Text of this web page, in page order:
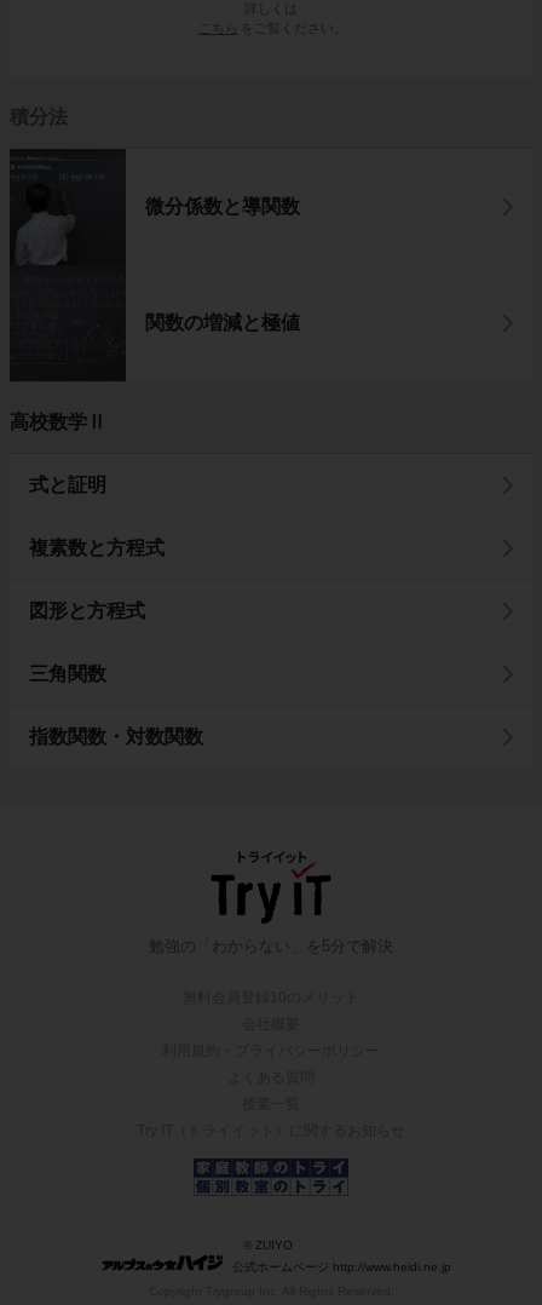
詳しくは
こちら
をご覧ください。
積分法
微分係数と導関数
関数の増減と極値
高校数学Ⅱ
式と証明
複素数と方程式
図形と方程式
三角関数
指数関数・対数関数
勉強の「わからない」を5分で解決
© ZUIYO
公式ホームページ http://www.heidi.ne.jp